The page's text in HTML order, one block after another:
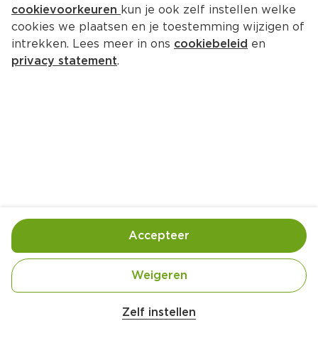
Ingrediënten Bereiding
cookievoorkeuren kun je ook zelf instellen welke
cookies we plaatsen en je toestemming wijzigen of
intrekken. Lees meer in ons cookiebeleid en
privacy statement.
Zelf instellen
Weigeren
Accepteer